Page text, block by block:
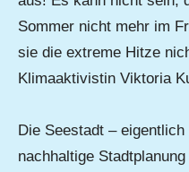
Sommer nicht mehr im
sie die extreme Hitze
Klimaaktivistin Viktoria
Die Seestadt –
nachhaltige